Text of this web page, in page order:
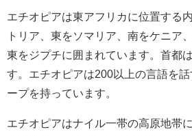
エチオピアは東アフリカに位置する
トリア、東をソマリア、南をケニア
東をジプチに囲まれています。首都
す。エチオピアは200以上の言語を
ープを持っています。
エチオピアはナイル一帯の高原地帯